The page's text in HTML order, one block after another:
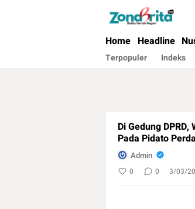
Berita Harian Negeri
Home Headline
Terpopuler Indeks
Di Gedung
Pada Pidato
Admin
0 0 3/03/